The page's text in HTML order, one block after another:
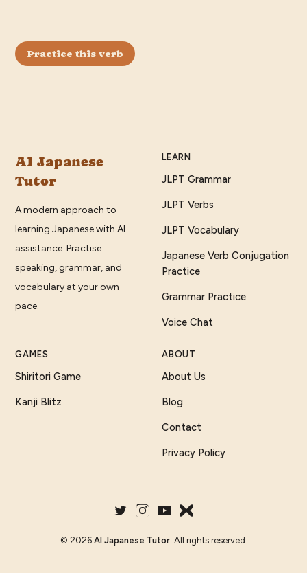
Practice this verb
AI Japanese
Tutor
A modern approach to
learning Japanese with AI
assistance. Practise
speaking, grammar, and
vocabulary at your own
pace.
LEARN
JLPT Grammar
JLPT Verbs
JLPT Vocabulary
Japanese Verb Conjugation
Practice
Grammar Practice
Voice Chat
GAMES
Shiritori Game
Kanji Blitz
ABOUT
About Us
Blog
Contact
Privacy Policy
© 2026 AI Japanese Tutor. All rights reserved.